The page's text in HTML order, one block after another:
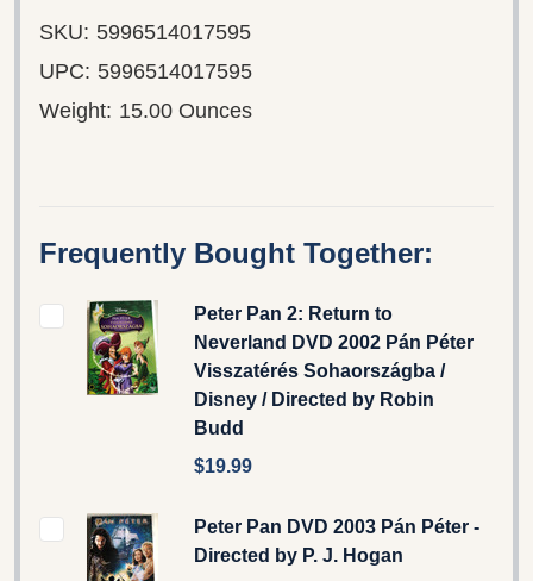
SKU: 5996514017595
UPC: 5996514017595
Weight: 15.00 Ounces
Frequently Bought Together:
Peter Pan 2: Return to
Neverland DVD 2002 Pán Péter
Visszatérés Sohaországba /
Disney / Directed by Robin
Budd
$19.99
Peter Pan DVD 2003 Pán Péter -
Directed by P. J. Hogan